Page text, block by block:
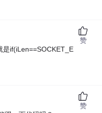
if(iLen==SOCKET_E
赞
赞